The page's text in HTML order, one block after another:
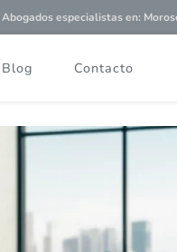
Abogados especialistasen:
Blog Contacto